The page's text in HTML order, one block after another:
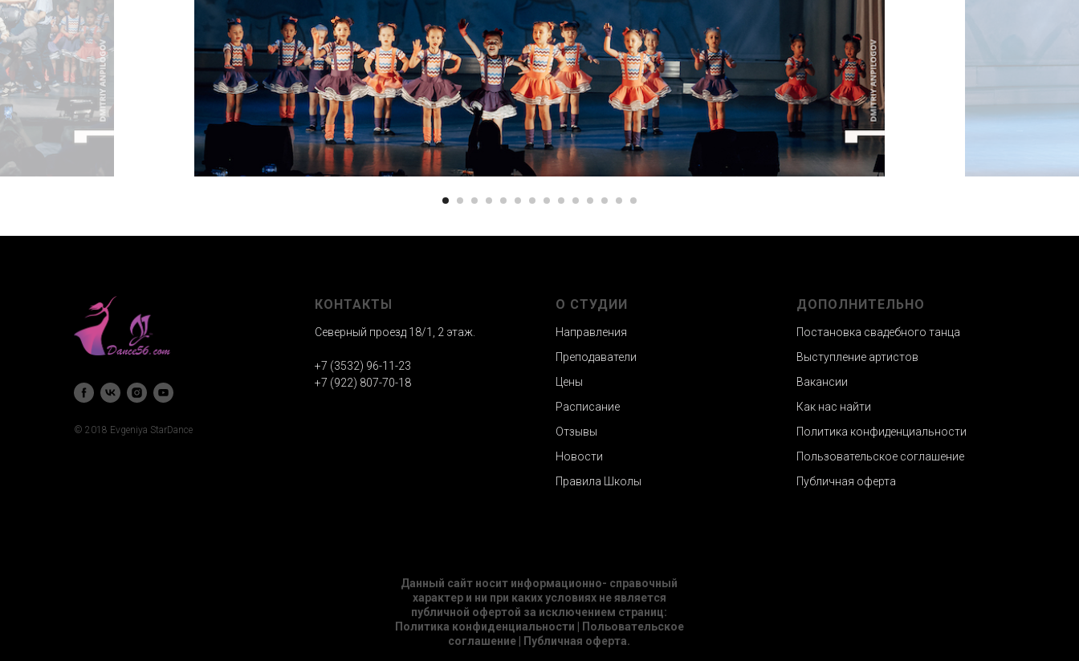
© 2018 Evgeniya StarDance
КОНТАКТЫ
Северный проезд 18/1, 2 этаж.
+7 (3532) 96-11-23
‭+7 (922) 807-70-18‬
О СТУДИИ
Направления
Преподаватели
Цены
Расписание
Отзывы
Новости
Правила Школы
ДОПОЛНИТЕЛЬНО
Постановка свадебного танца
Выступление артистов
Вакансии
Как нас найти
Политика конфиденциальности
Пользовательское соглашение
Публичная оферта
Данный сайт носит информационно- справочный
характер и ни при каких условиях не является
публичной офертой за исключением страниц:
Политика конфиденциальности | Польовательское
соглашение | Публичная оферта.